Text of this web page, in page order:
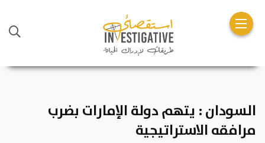
السودان : يتهم دولة الإمارات بضرب
مرافقه الاستراتيجية